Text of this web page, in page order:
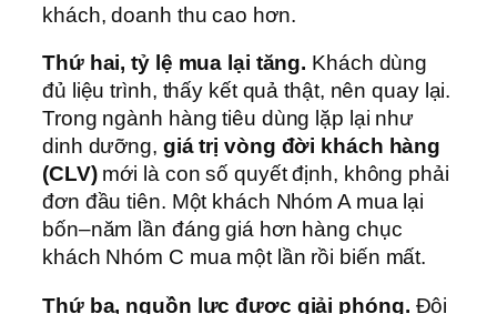
khách, doanh thu cao hơn.
Thứ hai, tỷ lệ mua lại tăng. Khách dùng
đủ liệu trình, thấy kết quả thật, nên quay lại.
Trong ngành hàng tiêu dùng lặp lại như
dinh dưỡng, giá trị vòng đời khách hàng
(CLV)mới là con số quyết định, không phải
đơn đầu tiên. Một khách Nhóm A mua lại
bốn–năm lần đáng giá hơn hàng chục
khách Nhóm C mua một lần rồi biến mất.
Thứ ba, nguồn lực được giải phóng. Đội